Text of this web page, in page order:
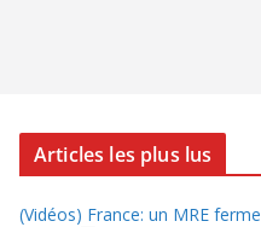
Articles les plus lus
(Vidéos) France: un MRE